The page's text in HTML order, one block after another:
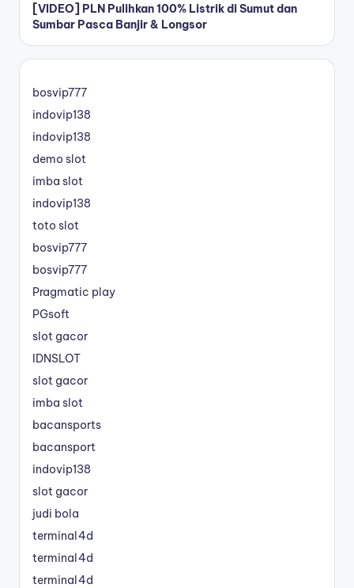
[VIDEO] PLN Pulihkan 100% Listrik di Sumut dan
Sumbar Pasca Banjir & Longsor
bosvip777
indovip138
indovip138
demo slot
imba slot
indovip138
toto slot
bosvip777
bosvip777
Pragmatic play
PGsoft
slot gacor
IDNSLOT
slot gacor
imba slot
bacansports
bacansport
indovip138
slot gacor
judi bola
terminal4d
terminal4d
terminal4d